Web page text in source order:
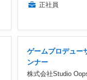
正社員
ゲームプロデュー
ンナー
株式会社Studio